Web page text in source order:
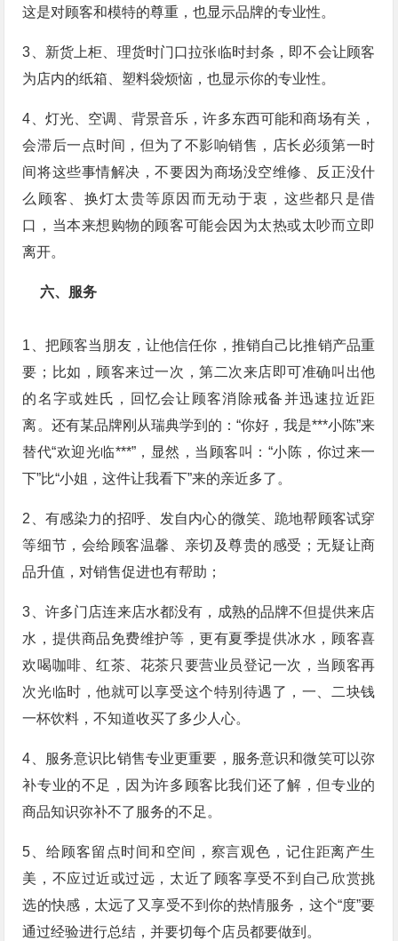
这是对顾客和模特的尊重，也显示品牌的专业性。
3、新货上柜、理货时门口拉张临时封条，即不会让顾客
为店内的纸箱、塑料袋烦恼，也显示你的专业性。
4、灯光、空调、背景音乐，许多东西可能和商场有关，
会滞后一点时间，但为了不影响销售，店长必须第一时
间将这些事情解决，不要因为商场没空维修、反正没什
么顾客、换灯太贵等原因而无动于衷，这些都只是借
口，当本来想购物的顾客可能会因为太热或太吵而立即
离开。
六、服务
1、把顾客当朋友，让他信任你，推销自己比推销产品重
要；比如，顾客来过一次，第二次来店即可准确叫出他
的名字或姓氏，回忆会让顾客消除戒备并迅速拉近距
离。还有某品牌刚从瑞典学到的：“你好，我是***小陈”来
替代“欢迎光临***”，显然，当顾客叫：“小陈，你过来一
下”比“小姐，这件让我看下”来的亲近多了。
2、有感染力的招呼、发自内心的微笑、跪地帮顾客试穿
等细节，会给顾客温馨、亲切及尊贵的感受；无疑让商
品升值，对销售促进也有帮助；
3、许多门店连来店水都没有，成熟的品牌不但提供来店
水，提供商品免费维护等，更有夏季提供冰水，顾客喜
欢喝咖啡、红茶、花茶只要营业员登记一次，当顾客再
次光临时，他就可以享受这个特别待遇了，一、二块钱
一杯饮料，不知道收买了多少人心。
4、服务意识比销售专业更重要，服务意识和微笑可以弥
补专业的不足，因为许多顾客比我们还了解，但专业的
商品知识弥补不了服务的不足。
5、给顾客留点时间和空间，察言观色，记住距离产生
美，不应过近或过远，太近了顾客享受不到自己欣赏挑
选的快感，太远了又享受不到你的热情服务，这个“度”要
通过经验进行总结，并要切每个店员都要做到。